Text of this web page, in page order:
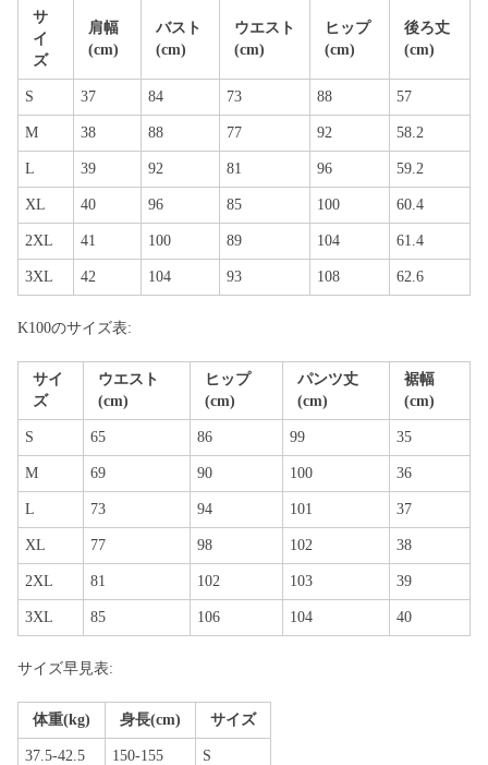
サ
イ
ズ
肩幅
(cm)
バスト
(cm)
ウエスト
(cm)
ヒップ
(cm)
後ろ丈
(cm)
S 37 84 73 88 57
M 38 88 77 92 58.2
L 39 92 81 96 59.2
XL 40 96 85 100 60.4
2XL 41 100 89 104 61.4
3XL 42 104 93 108 62.6
K100のサイズ表:
サイ
ズ
ウエスト
(cm)
ヒップ
(cm)
パンツ丈
(cm)
裾幅
(cm)
S 65 86 99 35
M 69 90 100 36
L 73 94 101 37
XL 77 98 102 38
2XL 81 102 103 39
3XL 85 106 104 40
サイズ早見表:
体重(kg) 身長(cm) サイズ
37.5-42.5 150-155 S